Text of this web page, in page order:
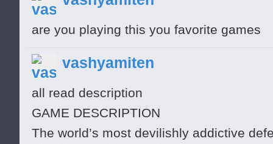
are you playing this you favorite games
vashyamiten
all read description
GAME DESCRIPTION
The world’s most devilishly addictive